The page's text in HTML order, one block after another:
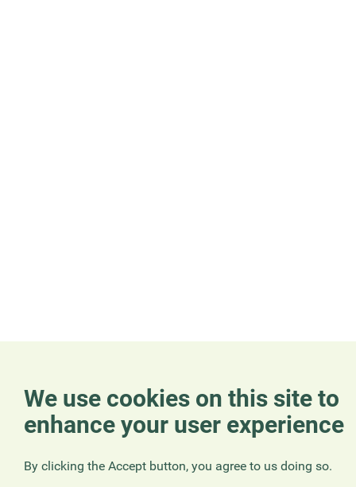
We use cookies on this site to
enhance your user experience
By clicking the Accept button, you agree to us doing so.